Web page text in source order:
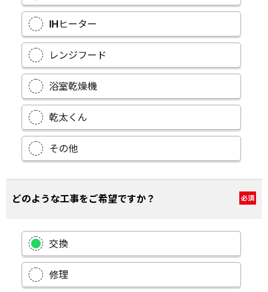
IHヒーター
レンジフード
浴室乾燥機
乾太くん
その他
どのような工事をご希望ですか？ 必須
交換
修理